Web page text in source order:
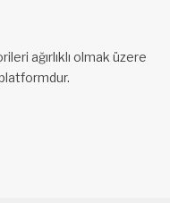
ağırlıklı olmak üzere